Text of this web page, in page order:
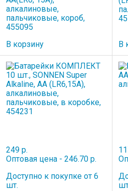
алкалиновые,
пальчиковые, короб,
455095
В корзину
В
249 р.
Оптовая цена - 246.70 р.
Доступно к покупке от 6
шт.